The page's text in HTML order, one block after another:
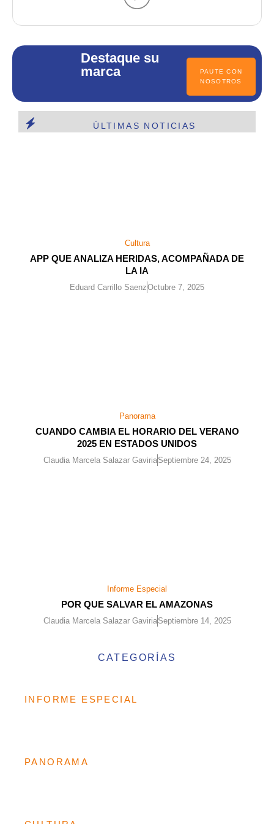
Destaque su
marca
PAUTE CON
NOSOTROS
ÚLTIMAS NOTICIAS
Cultura
APP QUE ANALIZA HERIDAS, ACOMPAÑADA DE
LA IA
Eduard Carrillo SaenzOctubre 7, 2025
Panorama
CUANDO CAMBIA EL HORARIO DEL VERANO
2025 EN ESTADOS UNIDOS
Claudia Marcela Salazar GaviriaSeptiembre 24, 2025
Informe Especial
POR QUE SALVAR EL AMAZONAS
Claudia Marcela Salazar GaviriaSeptiembre 14, 2025
CATEGORÍAS
INFORME ESPECIAL
PANORAMA